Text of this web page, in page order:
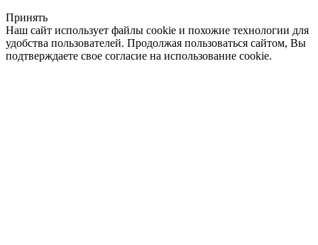
Принять
Наш сайт использует файлы cookie и похожие технологии для
удобства пользователей. Продолжая пользоваться сайтом, Вы
подтверждаете свое согласие на использование cookie.